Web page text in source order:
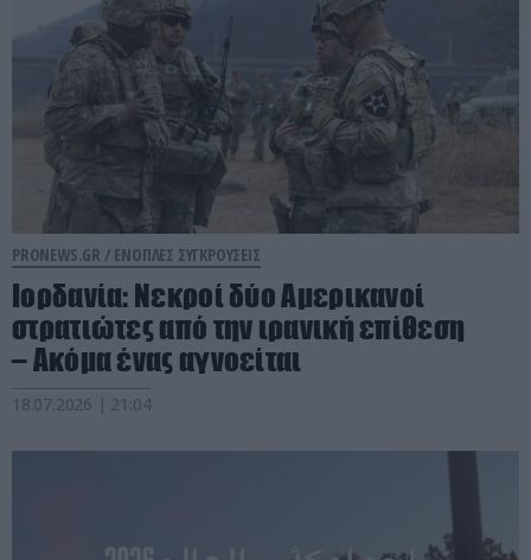
PRONEWS.GR / ΕΝΟΠΛΕΣ ΣΥΓΚΡΟΥΣΕΙΣ
Ιορδανία: Νεκροί δύο Αμερικανοί
στρατιώτες από την ιρανική επίθεση
– Ακόμα ένας αγνοείται
18.07.2026 | 21:04